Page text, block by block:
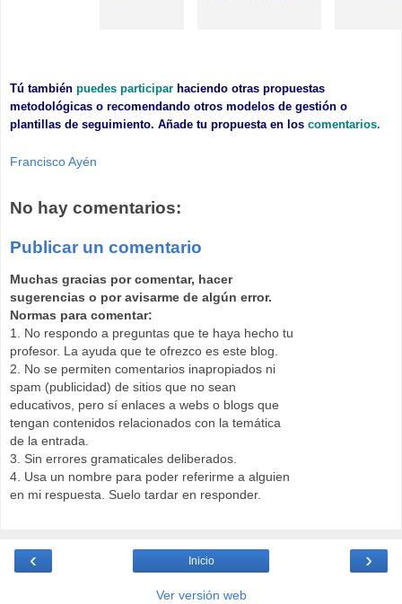
Tú también puedes participar haciendo otras propuestas
metodológicas o recomendando otros modelos de gestión o
plantillas de seguimiento. Añade tu propuesta en los comentarios.
Francisco Ayén
No hay comentarios:
Publicar un comentario
Muchas gracias por comentar, hacer
sugerencias o por avisarme de algún error.
Normas para comentar:
1. No respondo a preguntas que te haya hecho tu
profesor. La ayuda que te ofrezco es este blog.
2. No se permiten comentarios inapropiados ni
spam (publicidad) de sitios que no sean
educativos, pero sí enlaces a webs o blogs que
tengan contenidos relacionados con la temática
de la entrada.
3. Sin errores gramaticales deliberados.
4. Usa un nombre para poder referirme a alguien
en mi respuesta. Suelo tardar en responder.
‹ ›
Inicio
Ver versión web